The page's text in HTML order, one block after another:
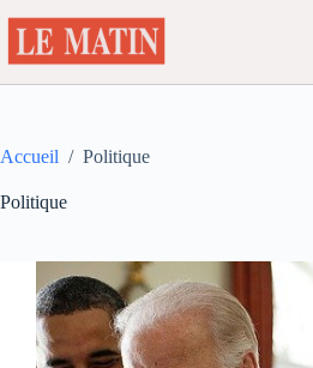
au
contenu
Accueil / Politique
Politique